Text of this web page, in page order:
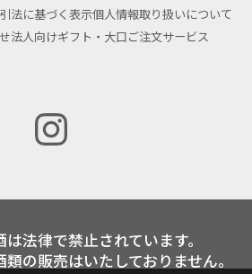
法に基づく表示個人情報取り扱いについて
法人向けギフト・大口ご注文サービス
法律で禁止されています。
の販売はいたしておりません。